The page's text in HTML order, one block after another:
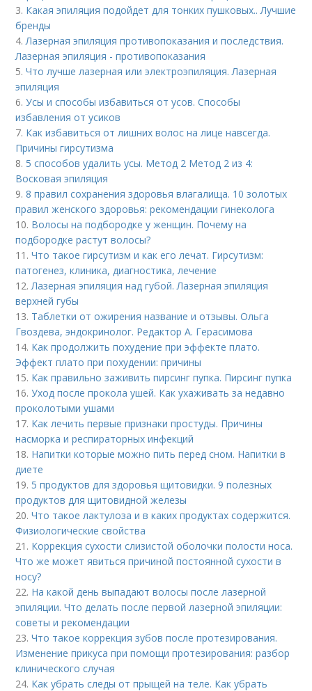
3. Какая эпиляция подойдет для тонких пушковых.. Лучшие
бренды
4.Лазерная эпиляция противопоказания и последствия.
Лазерная эпиляция - противопоказания
5.Что лучше лазерная или электроэпиляция. Лазерная
эпиляция
6.Усы и способы избавиться от усов. Способы
избавления от усиков
7. Как избавиться от лишних волос на лице навсегда.
Причины гирсутизма
8. 5 способов удалить усы. Метод 2 Метод 2 из 4:
Восковая эпиляция
9.8 правил сохранения здоровья влагалища. 10 золотых
правил женского здоровья: рекомендации гинеколога
10. Волосы на подбородке у женщин. Почему на
подбородке растут волосы?
11.Что такое гирсутизм и как его лечат. Гирсутизм:
патогенез, клиника, диагностика, лечение
12.Лазерная эпиляция над губой. Лазерная эпиляция
верхней губы
13. Таблетки от ожирения название и отзывы. Ольга
Гвоздева, эндокринолог. Редактор А. Герасимова
14. Как продолжить похудение при эффекте плато.
Эффект плато при похудении: причины
15. Как правильно заживить пирсинг пупка. Пирсинг пупка
16.Уход после прокола ушей. Как ухаживать за недавно
проколотыми ушами
17. Как лечить первые признаки простуды. Причины
насморка и респираторных инфекций
18. Напитки которые можно пить перед сном. Напитки в
диете
19. 5 продуктов для здоровья щитовидки. 9 полезных
продуктов для щитовидной железы
20.Что такое лактулоза и в каких продуктах содержится.
Физиологические свойства
21. Коррекция сухости слизистой оболочки полости носа.
Что же может явиться причиной постоянной сухости в
носу?
22. На какой день выпадают волосы после лазерной
эпиляции. Что делать после первой лазерной эпиляции:
советы и рекомендации
23.Что такое коррекция зубов после протезирования.
Изменение прикуса при помощи протезирования: разбор
клинического случая
24. Как убрать следы от прыщей на теле. Как убрать